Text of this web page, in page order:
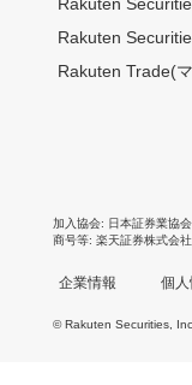
Rakuten
Rakuten Trade(
加入協会 日本証券業協会
商号等 楽天証券株式会
企業情報 個
© Rakuten Securities, Inc.